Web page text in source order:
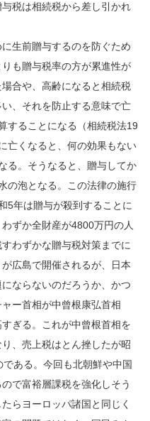
税は相続税から差し引かれ
生前贈与するのを防ぐため
も贈与税率の方が累進性が
合や、高齢になると相続税
、それを防止する意味で亡
することになる（相続税法19
亡くなると、何の効果もない
る。そうなると、贈与してか
の泡となる。この法律の施行
5年は贈与が殺到することに
ずか全財産が4800万円の人
わずかな贈与税対策までに
広島で開催されるが、日本
ならないのだろうか、かつ
ー首相が中曾根康弘首相
ぎる。これが中曾根首相を
、売上税はとん挫したが昭
ある。今回も北朝鮮や中国
で富裕層課税を強化しそう
らヨーロッパ諸国と同じく